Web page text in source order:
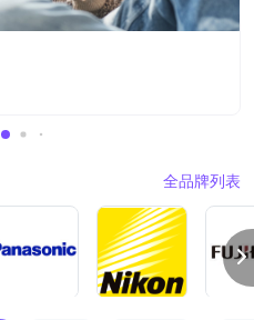
全品牌列表